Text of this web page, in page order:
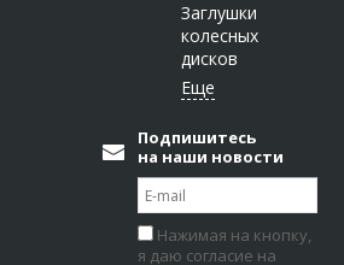
Заглушки
колесных
дисков
Подпишитесь
на наши новости
Нажимая на кнопку,
я даю согласие на